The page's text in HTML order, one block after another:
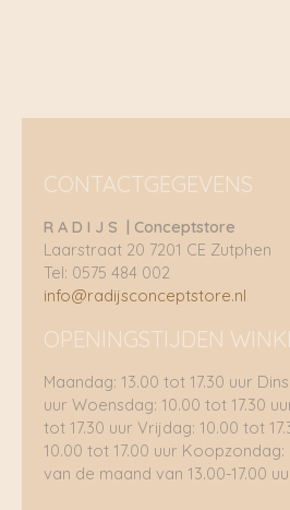
CONTACTGEGEVENS
R A D I J S | Conceptstore
Laarstraat 20 7201 CE Zutphen
Tel: 0575 484 002
info@radijsconceptstore.nl
OPENINGSTIJDEN
Maandag: 13.00 tot 17.30 uur
uur Woensdag: 10.00 tot 17.30
tot 17.30 uur Vrijdag: 10.00 tot
10.00 tot 17.00 uur
van de maand van 13.00-17.00